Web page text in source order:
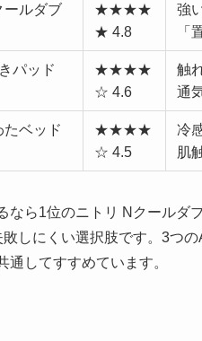
ールダブ
★★★★
★ 4.8
強
「
パッド
★★★★
☆ 4.6
触
通
ベッド
★★★★
☆ 4.5
冷
肌
なら1位のニトリ Nクールダ
しにくい選択肢です。3つ
通してすすめています。